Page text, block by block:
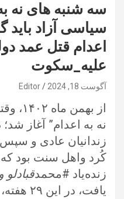
سه شنبه های نه
سیاسی آزاد باید
اعدام قتل عمد
علیه_سکوت
آگوست 18, 2024 Editor
از
نه‌ به اعدام” آغاز
زندانیان عادی و
کُرد واهل سنت بود
زنده‌یاد #محمدقبادلو
یافت،